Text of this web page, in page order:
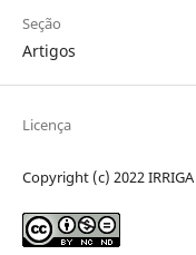
Seção
Artigos
Licença
Copyright (c) 2022 IRRIGA